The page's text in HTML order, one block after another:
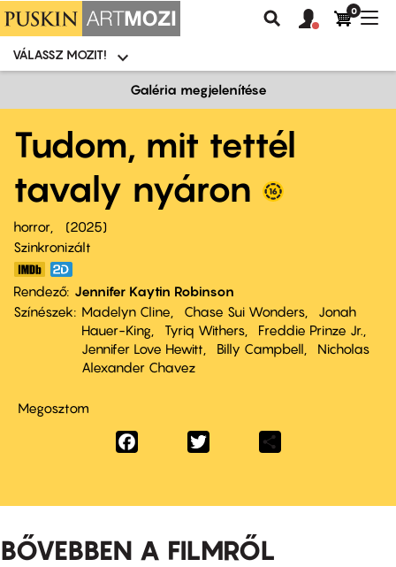
Moziválasztó
menü
VÁLASSZ MOZIT!
Keresés
Felhasználói
fiók
0
Galéria megjelenítése
Tudom, mit tettél
tavaly nyáron
horror
2025
Szinkronizált
Rendező Jennifer Kaytin Robinson
Színészek
Madelyn Cline Chase Sui Wonders
Jonah
Hauer-King
Tyriq Withers
Freddie Prinze Jr.
Jennifer Love Hewitt
Billy Campbell
Nicholas
Alexander Chavez
Megosztom
Facebook
BŐVEBBEN A FILMRŐL